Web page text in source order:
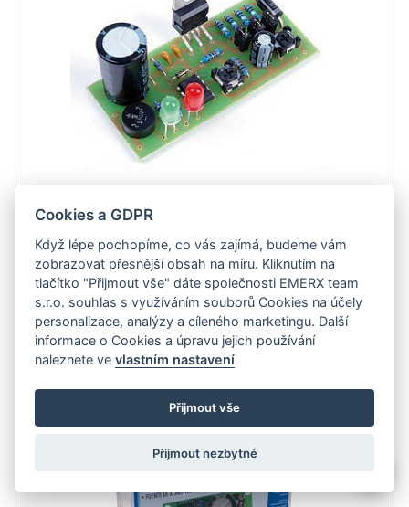
Stavebnice: Nabíječka bezúdržbových akumulátorů Další provedení nabíječky
bezúdržbových olověných… zobrazit detail
Není skladem
Stavebnice napájecího zdroje s LM317 1,5-35V/1A. (WSPC1823)
Cookies a GDPR
Když lépe pochopíme, co vás zajímá, budeme vám
zobrazovat přesnější obsah na míru. Kliknutím na
tlačítko "Přijmout vše" dáte společnosti EMERX team
s.r.o. souhlas s využíváním souborů Cookies na účely
personalizace, analýzy a cíleného marketingu. Další
informace o Cookies a úpravu jejich používání
naleznete vevlastním nastavení
Přijmout vše
Přijmout nezbytné